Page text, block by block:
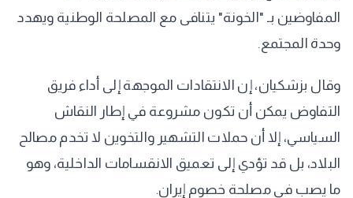
المفاوضين بـ "الخونة" يتنافى مع المصلحة الوطنية ويهدد
وحدة المجتمع.
وقال بزشكيان، إن الانتقادات الموجهة إلى أداء فريق
التفاوض يمكن أن تكون مشروعة في إطار النقاش
السياسي، إلا أن حملات التشهير والتخوين لا تخدم مصالح
البلاد، بل قد تؤدي إلى تعميق الانقسامات الداخلية، وهو
ما يصب في مصلحة خصوم إيران.